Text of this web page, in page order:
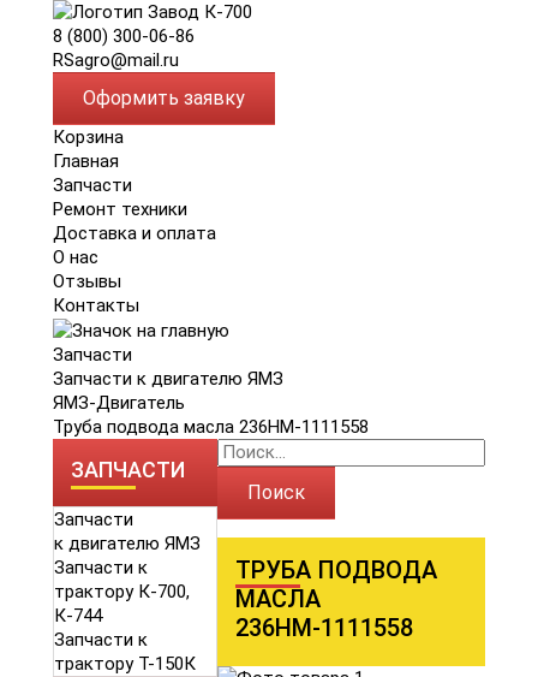
8 (800) 300-06-86
RSagro@mail.ru
Оформить заявку
Корзина
Главная
Запчасти
Ремонт техники
Доставка и оплата
О нас
Отзывы
Контакты
Запчасти
Запчасти к двигателю ЯМЗ
ЯМЗ-Двигатель
Труба подвода масла 236НМ-1111558
ЗАПЧАСТИ
Запчасти
к двигателю ЯМЗ
Запчасти к
трактору К-700,
К-744
Запчасти к
трактору Т-150К
Поиск
ТРУБА ПОДВОДА
МАСЛА
236НМ-1111558